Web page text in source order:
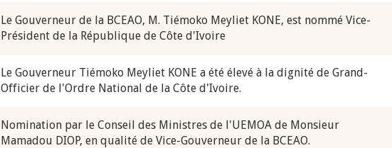
Le Gouverneur de la BCEAO, M. Tiémoko Meyliet KONE, est nommé Vice-
Président de la République de Côte d'Ivoire
Le Gouverneur Tiémoko Meyliet KONE a été élevé à la dignité de Grand-
Officier de l'Ordre National de la Côte d'Ivoire.
Nomination par le Conseil des Ministres de l'UEMOA de Monsieur
Mamadou DIOP, en qualité de Vice-Gouverneur de la BCEAO.